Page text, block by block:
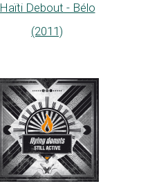
Haïti Debout - Bélo
(2011)